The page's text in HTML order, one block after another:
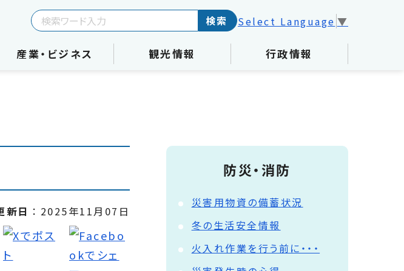
産業・ビジネス 観光情報 行政情報
検索 Select Language ▼
新日 2025年11月07日
防災・消防
災害用物資の備蓄状況
冬の生活安全情報
火入れ作業を行う前に・・・